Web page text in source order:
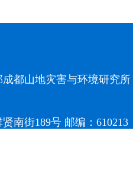
都山地灾害与环境研究所
南街189号 邮编：610213